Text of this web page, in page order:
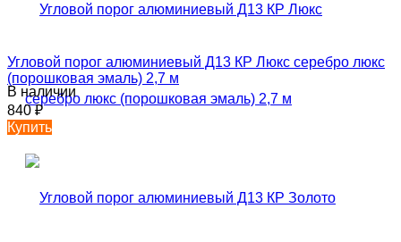
Угловой порог алюминиевый Д13 КР Люкс серебро люкс
(порошковая эмаль) 2,7 м
В наличии
840₽
Купить